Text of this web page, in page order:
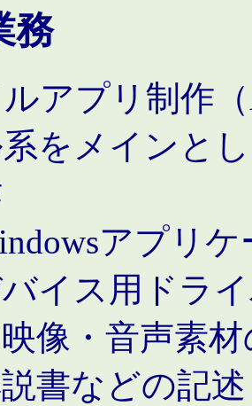
務
アプリ制作
をメインと
アプリ
イス用ドラ
像・音声素
書などの記